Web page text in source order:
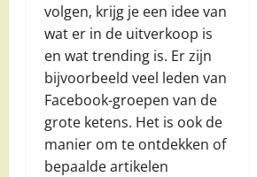
volgen, krijg je een idee van
wat er in de uitverkoop is
en wat trending is. Er zijn
bijvoorbeeld veel leden van
Facebook-groepen van de
grote ketens. Het is ook de
manier om te ontdekken of
bepaalde artikelen